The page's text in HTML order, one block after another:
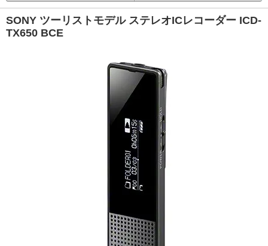
SONY ツーリストモデル ステレオICレコーダー ICD-
TX650 BCE